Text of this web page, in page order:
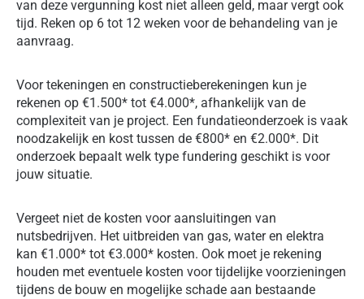
van deze vergunning kost niet alleen geld, maar vergt ook
tijd. Reken op 6 tot 12 weken voor de behandeling van je
aanvraag.
Voor tekeningen en constructieberekeningen kun je
rekenen op €1.500* tot €4.000*, afhankelijk van de
complexiteit van je project. Een fundatieonderzoek is vaak
noodzakelijk en kost tussen de €800* en €2.000*. Dit
onderzoek bepaalt welk type fundering geschikt is voor
jouw situatie.
Vergeet niet de kosten voor aansluitingen van
nutsbedrijven. Het uitbreiden van gas, water en elektra
kan €1.000* tot €3.000* kosten. Ook moet je rekening
houden met eventuele kosten voor tijdelijke voorzieningen
tijdens de bouw en mogelijke schade aan bestaande